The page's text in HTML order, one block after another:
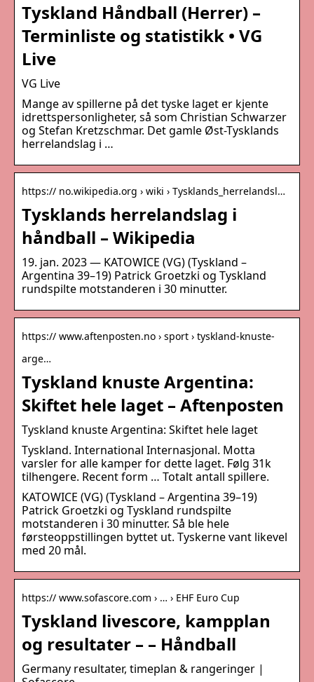
Tyskland Håndball (Herrer) –
Terminliste og statistikk • VG
Live
VG Live
Mange av spillerne på det tyske laget er kjente
idrettspersonligheter, så som Christian Schwarzer
og Stefan Kretzschmar. Det gamle Øst-Tysklands
herrelandslag i …
https:// no.wikipedia.org › wiki › Tysklands_herrelandsl…
Tysklands herrelandslag i
håndball – Wikipedia
19. jan. 2023 — KATOWICE (VG) (Tyskland –
Argentina 39–19) Patrick Groetzki og Tyskland
rundspilte motstanderen i 30 minutter.
https:// www.aftenposten.no › sport › tyskland-knuste-
arge…
Tyskland knuste Argentina:
Skiftet hele laget – Aftenposten
Tyskland knuste Argentina: Skiftet hele laget
Tyskland. International Internasjonal. Motta
varsler for alle kamper for dette laget. Følg 31k
tilhengere. Recent form … Totalt antall spillere.
KATOWICE (VG) (Tyskland – Argentina 39–19)
Patrick Groetzki og Tyskland rundspilte
motstanderen i 30 minutter. Så ble hele
førsteoppstillingen byttet ut. Tyskerne vant likevel
med 20 mål.
https:// www.sofascore.com › … › EHF Euro Cup
Tyskland livescore, kampplan
og resultater – – Håndball
Germany resultater, timeplan & rangeringer |